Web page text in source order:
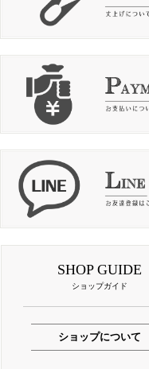
SHOP GUIDE
ショップガイド
ショップについて